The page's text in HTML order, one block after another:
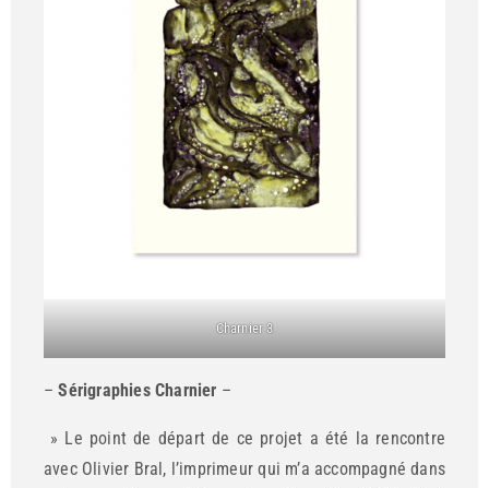
Charnier 3
–Sérigraphies Charnier –
» Le point de départ de ce projet a été la rencontre
avec Olivier Bral, l’imprimeur qui m’a accompagné dans